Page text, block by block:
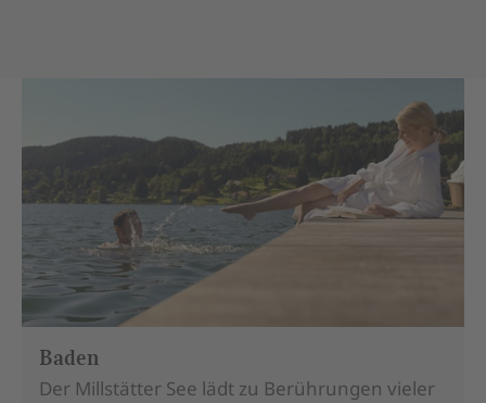
Baden
Der Millstätter See lädt zu Berührungen vieler